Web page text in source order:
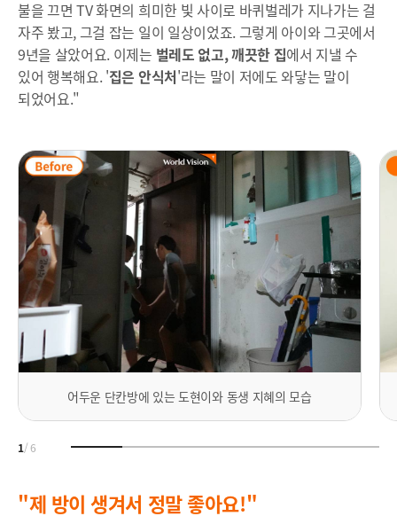
불을 끄면 TV 화면의 희미한 빛 사이로 바퀴벌레가 지나가는 걸
자주 봤고, 그걸 잡는 일이 일상이었죠. 그렇게 아이와 그곳에서
9년을 살았어요. 이제는 벌레도 없고, 깨끗한 집에서 지낼 수
있어 행복해요. '집은 안식처'라는 말이 저에도 와닿는 말이
되었어요."
어두운 단칸방에 있는 도현이와 동생 지혜의 모습
1/6
"제 방이 생겨서 정말 좋아요!"